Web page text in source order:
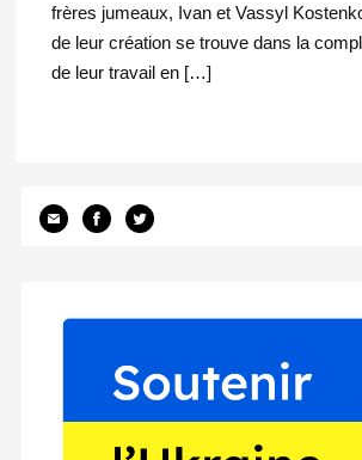
frères jumeaux, Ivan et Vassyl
de leur création se trouve dans la
de leur travail en […]